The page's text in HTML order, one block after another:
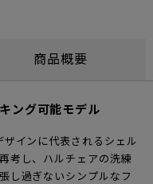
商品概要
ング可能モデル
インに代表されるシェル
考し、ハルチェアの洗練
し過ぎないシンプルなフ